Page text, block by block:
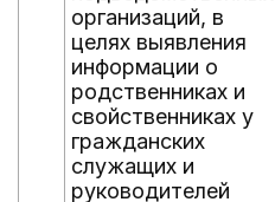
организаций, в
целях выявления
информации о
родственниках и
свойственниках у
гражданских
служащих и
руководителей